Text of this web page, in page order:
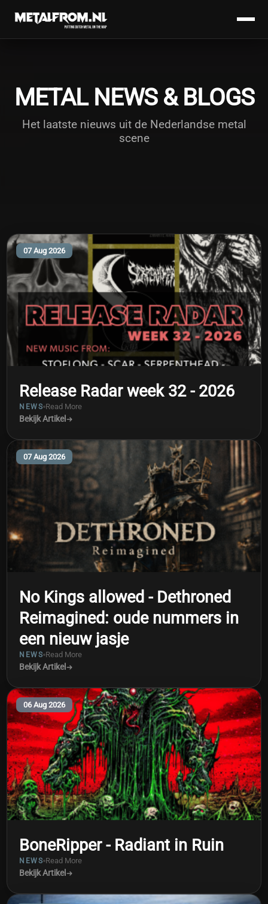
METAL NEWS & BLOGS
Het laatste nieuws uit de Nederlandse metal
scene
07 Aug 2026
Release Radar week 32 - 2026
NEWS Read More
Bekijk Artikel
07 Aug 2026
No Kings allowed - Dethroned
Reimagined: oude nummers in
een nieuw jasje
NEWS Read More
Bekijk Artikel
06 Aug 2026
BoneRipper - Radiant in Ruin
NEWS Read More
Bekijk Artikel